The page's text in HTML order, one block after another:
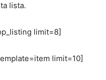
lista.
limit=8]
limit=10]